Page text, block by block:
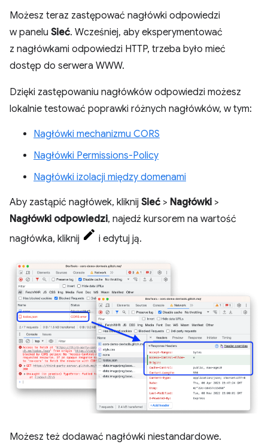
Możesz teraz zastępować nagłówki odpowiedzi
w panelu Sieć. Wcześniej, aby eksperymentować
z nagłówkami odpowiedzi HTTP, trzeba było mieć
dostęp do serwera WWW.
Dzięki zastępowaniu nagłówków odpowiedzi możesz
lokalnie testować poprawki różnych nagłówków, w tym:
Nagłówki mechanizmu CORS
Nagłówki Permissions-Policy
Nagłówki izolacji między domenami
Aby zastąpić nagłówek, kliknij Sieć > Nagłówki >
Nagłówki odpowiedzi, najedź kursorem na wartość
nagłówka, kliknij
i edytuj ją.
Możesz też dodawać nagłówki niestandardowe.